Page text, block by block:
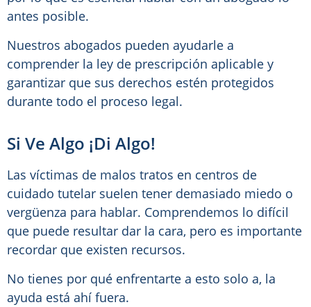
antes posible.
Nuestros abogados pueden ayudarle a
comprender la ley de prescripción aplicable y
garantizar que sus derechos estén protegidos
durante todo el proceso legal.
Si Ve Algo ¡Di Algo!
Las víctimas de malos tratos en centros de
cuidado tutelar suelen tener demasiado miedo o
vergüenza para hablar. Comprendemos lo difícil
que puede resultar dar la cara, pero es importante
recordar que existen recursos.
No tienes por qué enfrentarte a esto solo a, la
ayuda está ahí fuera.